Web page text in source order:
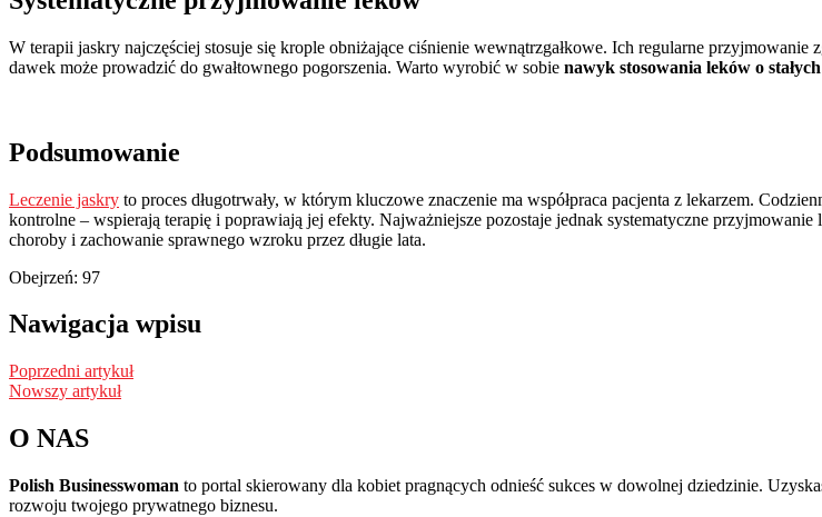
W terapii jaskry najczęściej stosuje się krople obniżające ciśnienie wewnątrzgałkowe. Ich regularne
dawek może prowadzić do gwałtownego pogorszenia. Warto wyrobić w sobie nawyk stosowania leków o
Podsumowanie
Leczenie jaskry to proces długotrwały, w którym kluczowe znaczenie ma współpraca pacjenta z lekarzem.
kontrolne – wspierają terapię i poprawiają jej efekty. Najważniejsze pozostaje jednak systematyczne
choroby i zachowanie sprawnego wzroku przez długie lata.
Obejrzeń: 97
Nawigacja wpisu
Poprzedni artykuł
Nowszy artykuł
O NAS
Polish Businesswoman to portal skierowany dla kobiet pragnących odnieść sukces w dowolnej dziedzinie.
rozwoju twojego prywatnego biznesu.